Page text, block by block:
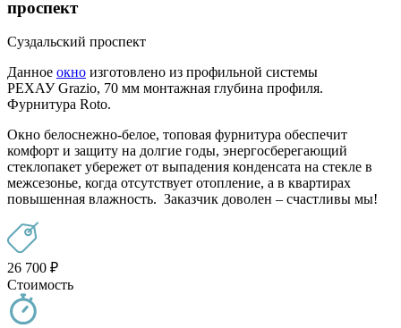
проспект
Суздальский проспект
Данное окно изготовлено из профильной системы
РЕХАУ Grazio, 70 мм монтажная глубина профиля.
Фурнитура Roto.
Окно белоснежно-белое, топовая фурнитура обеспечит
комфорт и защиту на долгие годы, энергосберегающий
стеклопакет убережет от выпадения конденсата на стекле в
межсезонье, когда отсутствует отопление, а в квартирах
повышенная влажность. Заказчик доволен – счастливы мы!
26 700 ₽
Стоимость